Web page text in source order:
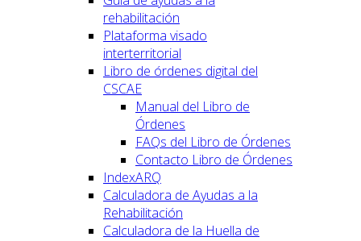
rehabilitación
Plataforma visado
interterritorial
Libro de órdenes digital del
CSCAE
Manual del Libro de
Órdenes
FAQs del Libro de Órdenes
Contacto Libro de Órdenes
IndexARQ
Calculadora de Ayudas a la
Rehabilitación
Calculadora de la Huella de